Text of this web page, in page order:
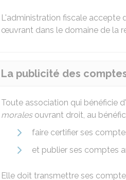
L'administration fiscale accepte
œuvrant dans le domaine de la
La publicité des
Toute association qui bénéficie
moralesouvrant droit, au
faire certifier ses
et publier ses comptes
Elle doit transmettre ses